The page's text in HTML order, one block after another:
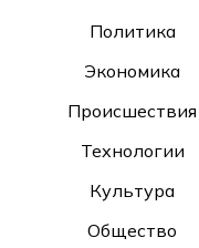
Политика
Экономика
Происшествия
Технологии
Культура
Общество